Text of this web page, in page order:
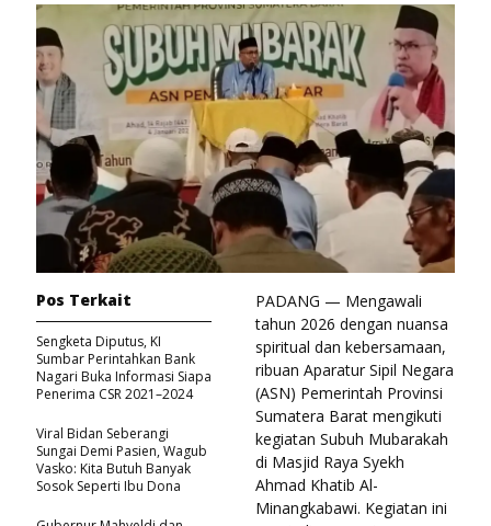
PADANG — Mengawali
tahun 2026 dengan nuansa
spiritual dan kebersamaan,
ribuan Aparatur Sipil Negara
(ASN) Pemerintah Provinsi
Sumatera Barat mengikuti
kegiatan Subuh Mubarakah
di Masjid Raya Syekh
Ahmad Khatib Al-
Minangkabawi. Kegiatan ini
Pos Terkait
Sengketa Diputus, KI
Sumbar Perintahkan Bank
Nagari Buka Informasi Siapa
Penerima CSR 2021–2024
Viral Bidan Seberangi
Sungai Demi Pasien, Wagub
Vasko: Kita Butuh Banyak
Sosok Seperti Ibu Dona